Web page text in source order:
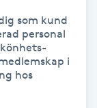
som kund
personal
i
hos